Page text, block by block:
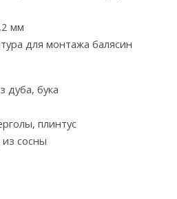
мм
для монтажа балясин
дуба, бука
плинтус
сосны